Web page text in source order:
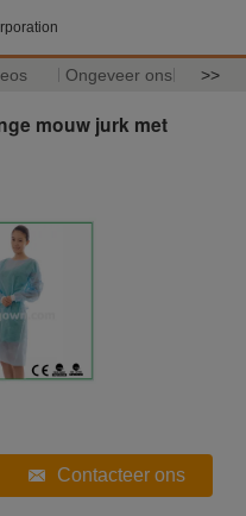
Ongeveer ons >>
mouw jurk met
Contacteer ons